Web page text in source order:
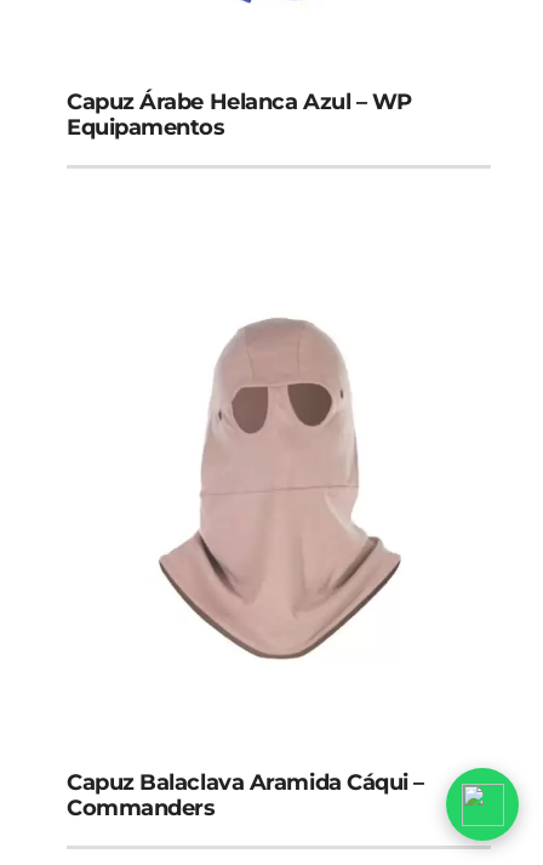
Capuz Árabe Helanca Azul – WP
Equipamentos
Capuz Balaclava Aramida Cáqui –
Commanders